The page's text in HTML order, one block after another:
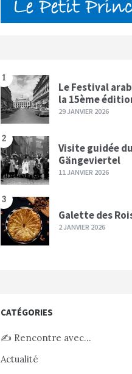
1
Le Festival
la 15ème
29 JANVIER 2026
2
Visite guidée du
Gängeviertel
11 JANVIER 2026
3
Galette des
2 JANVIER 2026
CATÉGORIES
✍️ Rencontre avec…
Actualité